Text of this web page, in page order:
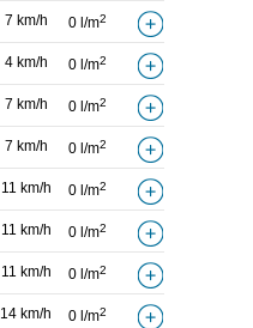
7 km/h 0 l/m2
4 km/h 0 l/m2
7 km/h 0 l/m2
7 km/h 0 l/m2
11 km/h 0 l/m2
11 km/h 0 l/m2
11 km/h 0 l/m2
14 km/h 0 l/m2